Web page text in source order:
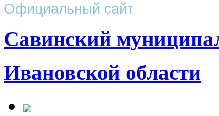
Официальный сайт
Савинский
Ивановской области